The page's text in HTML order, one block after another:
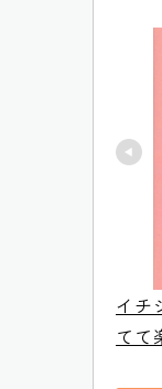
イチ
てて